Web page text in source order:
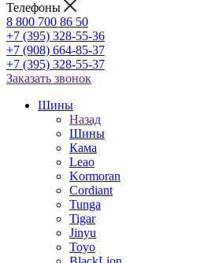
Телефоны
8 800 700 86 50
+7 (395) 328-55-36
+7 (908) 664-85-37
+7 (395) 328-55-37
Заказать звонок
Шины
Назад
Шины
Кама
Leao
Kormoran
Cordiant
Tunga
Tigar
Jinyu
Toyo